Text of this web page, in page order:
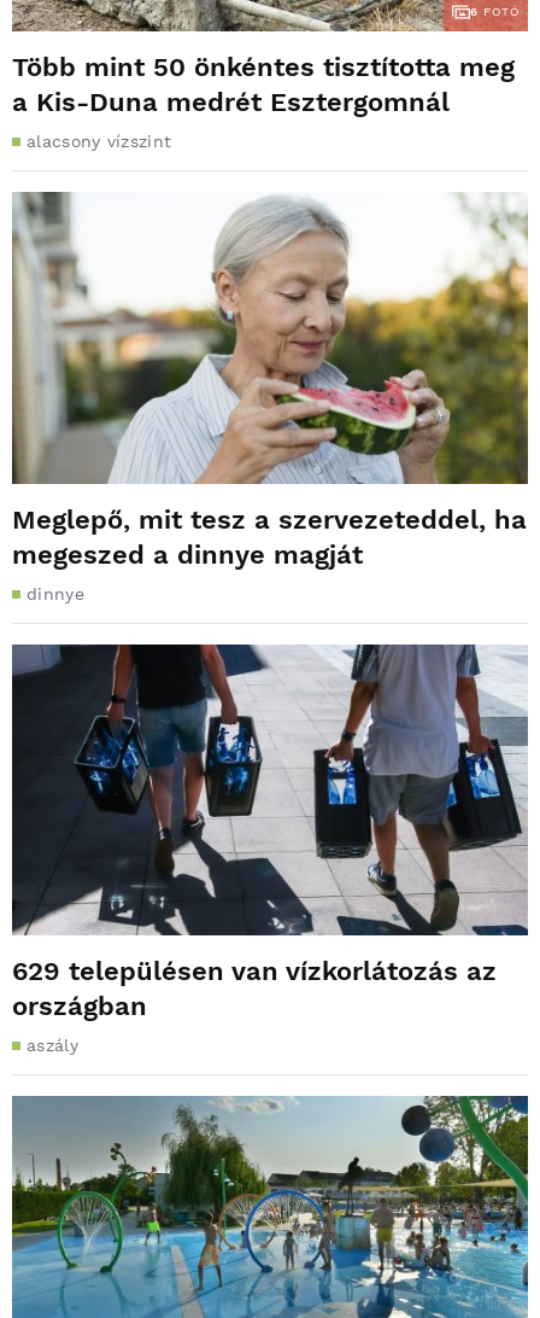
6 FOTÓ
Több mint 50 önkéntes tisztította meg
a Kis-Duna medrét Esztergomnál
alacsony vízszint
Meglepő, mit tesz a szervezeteddel, ha
megeszed a dinnye magját
dinnye
629 településen van vízkorlátozás az
országban
aszály